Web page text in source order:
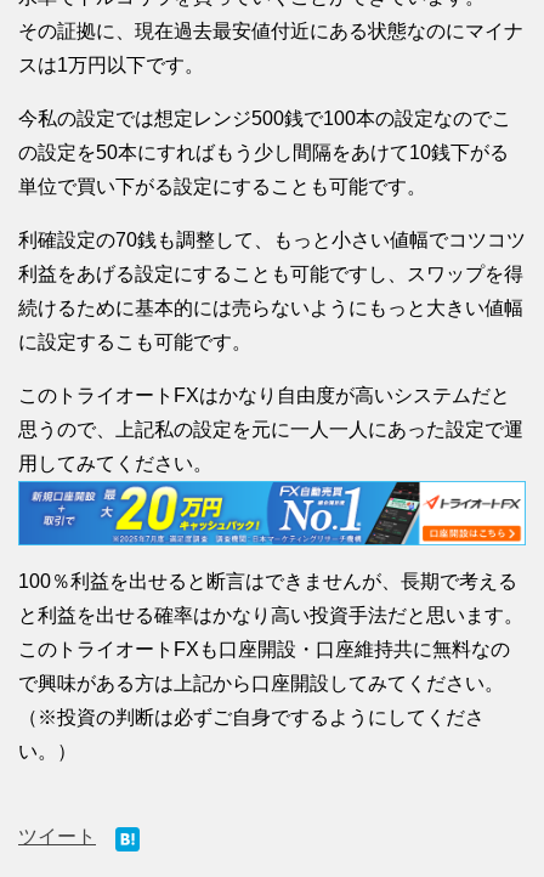
その証拠に、現在過去最安値付近にある状態なのにマイナ
スは1万円以下です。
今私の設定では想定レンジ500銭で100本の設定なのでこ
の設定を50本にすればもう少し間隔をあけて10銭下がる
単位で買い下がる設定にすることも可能です。
利確設定の70銭も調整して、もっと小さい値幅でコツコツ
利益をあげる設定にすることも可能ですし、スワップを得
続けるために基本的には売らないようにもっと大きい値幅
に設定するこも可能です。
このトライオートFXはかなり自由度が高いシステムだと
思うので、上記私の設定を元に一人一人にあった設定で運
用してみてください。
100％利益を出せると断言はできませんが、長期で考える
と利益を出せる確率はかなり高い投資手法だと思います。
このトライオートFXも口座開設・口座維持共に無料なの
で興味がある方は上記から口座開設してみてください。
（※投資の判断は必ずご自身でするようにしてくださ
い。）
ツイート